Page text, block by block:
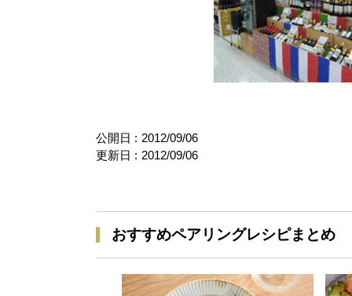
公開日 : 2012/09/06
更新日 : 2012/09/06
おすすめペアリングレシピまとめ